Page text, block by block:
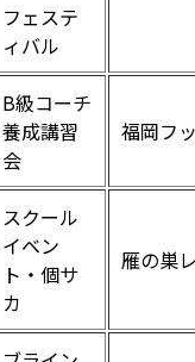
フェステ
ィバル
B級コーチ
養成講習
会
福岡フ
スクール
イベン
ト・個サ
カ
雁の巣